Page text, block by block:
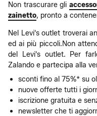
Non trascurare gli
zainetto, pronto a
Nel Levi's outlet troverai
ed ai più piccoli.Non
del Levi's outlet. Per
Zalando e partecipa alla
sconti fino al 75%* su
nuove offerte tutti i
iscrizione gratuita e
newsletter che ti